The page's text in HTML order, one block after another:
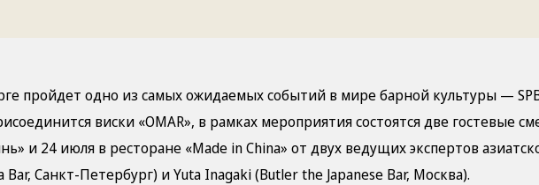
пройдет одно из самых ожидаемых событий в мире барной культуры —
виски «OMAR», в рамках мероприятия состоятся две гостевые
и 24 июля в ресторане «Made in China» от двух ведущих экспертов
Bar, Санкт-Петербург) и Yuta Inagaki (Butler the Japanese Bar, Москва).